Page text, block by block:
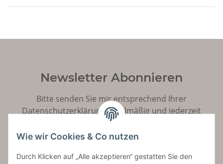
Newsletter Abonnieren
Bitte senden Sie mir entsprechend Ihrer
Datenschutzerklärungregelmäßig und jederzeit
widerruflich Informationen zu Ihrem Produktsortiment
per E-Mail zu.
Abonnieren
Wie wir Cookies & Co nutzen
Durch Klicken auf „Alle akzeptieren“ gestatten Sie den